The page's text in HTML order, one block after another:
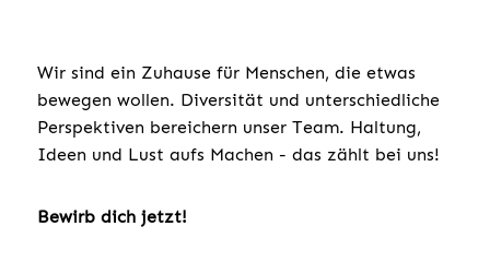
Wir sind ein Zuhause für Menschen, die etwas
bewegen wollen. Diversität und unterschiedliche
Perspektiven bereichern unser Team. Haltung,
Ideen und Lust aufs Machen - das zählt bei uns!
Bewirb dich jetzt!